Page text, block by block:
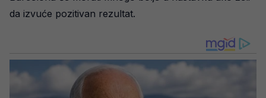
da izvuće pozitivan rezultat.